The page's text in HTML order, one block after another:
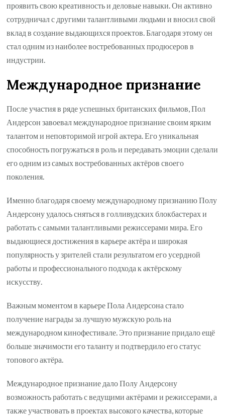
проявить свою креативность и деловые навыки. Он активно
сотрудничал с другими талантливыми людьми и вносил свой
вклад в создание выдающихся проектов. Благодаря этому он
стал одним из наиболее востребованных продюсеров в
индустрии.
Международное признание
После участия в ряде успешных британских фильмов, Пол
Андерсон завоевал международное признание своим ярким
талантом и неповторимой игрой актера. Его уникальная
способность погружаться в роль и передавать эмоции сделали
его одним из самых востребованных актёров своего
поколения.
Именно благодаря своему международному признанию Полу
Андерсону удалось сняться в голливудских блокбастерах и
работать с самыми талантливыми режиссерами мира. Его
выдающиеся достижения в карьере актёра и широкая
популярность у зрителей стали результатом его усердной
работы и профессионального подхода к актёрскому
искусству.
Важным моментом в карьере Пола Андерсона стало
получение награды за лучшую мужскую роль на
международном кинофестивале. Это признание придало ещё
больше значимости его таланту и подтвердило его статус
топового актёра.
Международное признание дало Полу Андерсону
возможность работать с ведущими актёрами и режиссерами, а
также участвовать в проектах высокого качества, которые